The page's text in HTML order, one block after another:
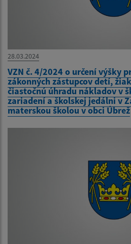
28.03.2024
VZN č. 4/2024 o určení výšky
zákonných zástupcov detí,
čiastočnú úhradu nákladov v
zariadení a školskej jedálni v
materskou školou v obci Úbrež